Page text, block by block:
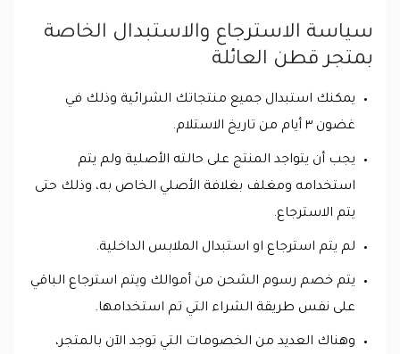
سياسة الاسترجاع والاستبدال الخاصة
بمتجر قطن العائلة
يمكنك استبدال جميع منتجاتك الشرائية وذلك في
غضون ٣ أيام من تاريخ الاستلام.
يجب أن يتواجد المنتج على حالته الأصلية ولم يتم
استخدامه ومغلف بغلافة الأصلي الخاص به، وذلك حتى
يتم الاسترجاع.
لم يتم استرجاع او استبدال الملابس الداخلية.
يتم خصم رسوم الشحن من أموالك ويتم استرجاع الباقي
على نفس طريقة الشراء التي تم استخدامها.
وهناك العديد من الخصومات التي توجد الآن بالمتجر،